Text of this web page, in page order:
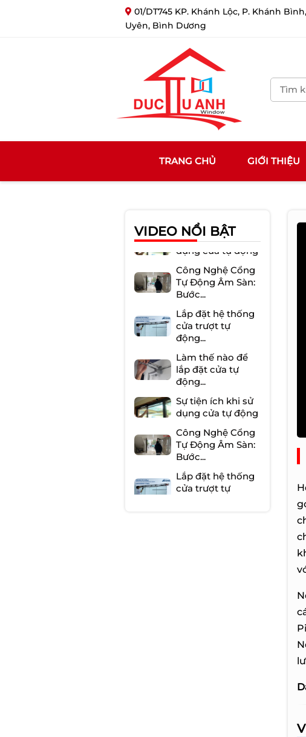
01/DT745 KP. Khánh Lộc, P. Khánh
Uyên, Bình Dương
Đức Tú Anh - Đồng Hành
TRANG CHỦ GIỚI THIỆU
VIDEO NỔI BẬT
Sự tiện ích khi sử
dụng cửa tự động
Tự Động Âm Sàn:
Bước...
cửa trượt tự
động...
lắp đặt cửa tự
động...
dụng cửa tự động
Tự Động Âm Sàn:
Bước...
cửa trượt tự
động...